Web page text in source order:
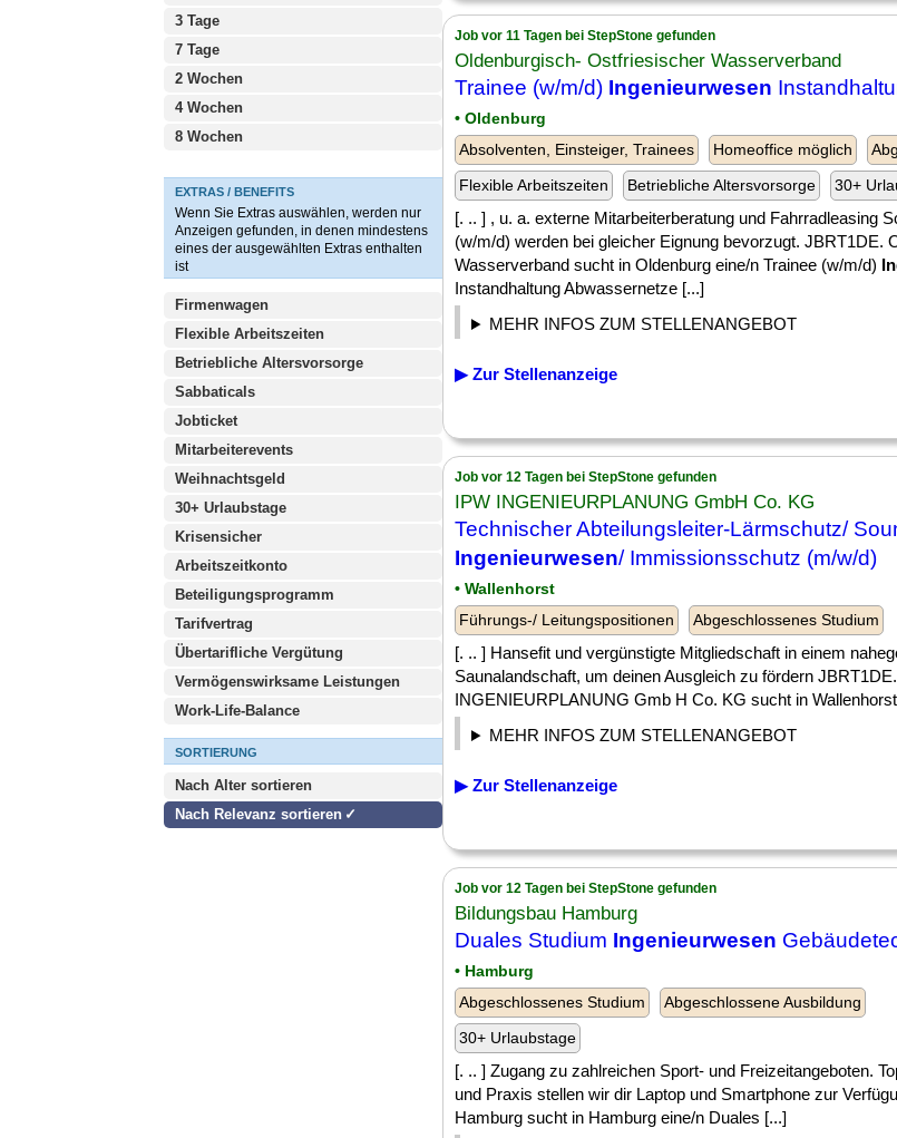
3 Tage
7 Tage
2 Wochen
4 Wochen
8 Wochen
EXTRAS / BENEFITS
Wenn Sie Extras auswählen, werden nur
Anzeigen gefunden, in denen mindestens
eines der ausgewählten Extras enthalten
ist
Firmenwagen
Flexible Arbeitszeiten
Betriebliche Altersvorsorge
Sabbaticals
Jobticket
Mitarbeiterevents
Weihnachtsgeld
30+ Urlaubstage
Krisensicher
Arbeitszeitkonto
Beteiligungsprogramm
Tarifvertrag
Übertarifliche Vergütung
Vermögenswirksame Leistungen
Work-Life-Balance
SORTIERUNG
Nach Alter sortieren
Nach Relevanz sortieren
Job vor 11 Tagen bei StepStone gefunden
Oldenburgisch- Ostfriesischer Wasserverband
Trainee (w/m/d) Ingenieurwesen
• Oldenburg
Absolventen, Einsteiger, Trainees
Homeoffice möglich
Flexible Arbeitszeiten
Betriebliche Altersvorsorge 30+
[. .. ] , u. a. externe Mitarbeiterberatung und Fahrradleasing
(w/m/d) werden bei gleicher Eignung bevorzugt. JBRT1DE.
Wasserverband sucht in Oldenburg eine/n Trainee (w/m/d)
Instandhaltung Abwassernetze [...]
MEHR INFOS ZUM STELLENANGEBOT
▶ Zur Stellenanzeige
Job vor 12 Tagen bei StepStone gefunden
IPW INGENIEURPLANUNG GmbH Co. KG
Technischer Abteilungsleiter-Lärmschutz/
Ingenieurwesen/ Immissionsschutz (m/w/d)
• Wallenhorst
Führungs-/ Leitungspositionen
Abgeschlossenes Studium
[. .. ] Hansefit und vergünstigte Mitgliedschaft in einem
Saunalandschaft, um deinen Ausgleich zu fördern
INGENIEURPLANUNG Gmb H Co. KG sucht in
MEHR INFOS ZUM STELLENANGEBOT
▶ Zur Stellenanzeige
Job vor 12 Tagen bei StepStone gefunden
Bildungsbau Hamburg
Duales Studium Ingenieurwesen
• Hamburg
Abgeschlossenes Studium
Abgeschlossene Ausbildung
30+ Urlaubstage
[. .. ] Zugang zu zahlreichen Sport- und Freizeitangeboten.
und Praxis stellen wir dir Laptop und Smartphone zur
Hamburg sucht in Hamburg eine/n Duales [...]